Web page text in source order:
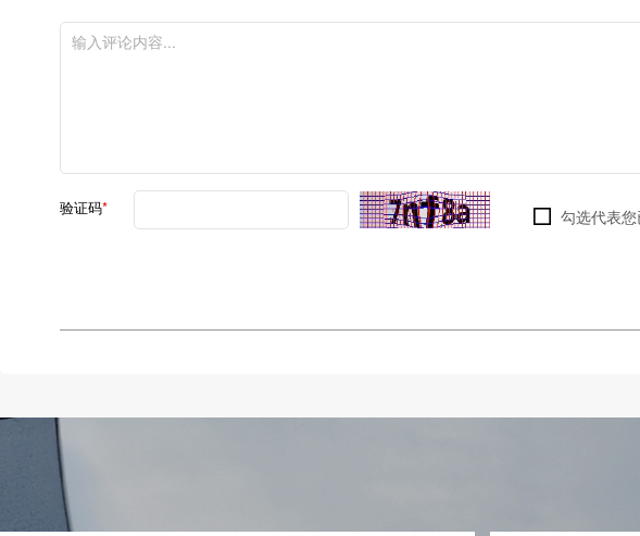
验证码* 勾选代表